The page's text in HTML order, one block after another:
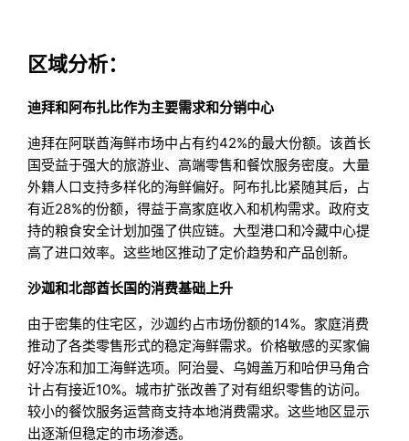
区域分析：
迪拜和阿布扎比作为主要需求和分销中心
迪拜在阿联酋海鲜市场中占有约42%的最大份额。该酋长
国受益于强大的旅游业、高端零售和餐饮服务密度。大量
外籍人口支持多样化的海鲜偏好。阿布扎比紧随其后，占
有近28%的份额，得益于高家庭收入和机构需求。政府支
持的粮食安全计划加强了供应链。大型港口和冷藏中心提
高了进口效率。这些地区推动了定价趋势和产品创新。
沙迦和北部酋长国的消费基础上升
由于密集的住宅区，沙迦约占市场份额的14%。家庭消费
推动了各类零售形式的稳定海鲜需求。价格敏感的买家偏
好冷冻和加工海鲜选项。阿治曼、乌姆盖万和哈伊马角合
计占有接近10%。城市扩张改善了对有组织零售的访问。
较小的餐饮服务运营商支持本地消费需求。这些地区显示
出逐渐但稳定的市场渗透。